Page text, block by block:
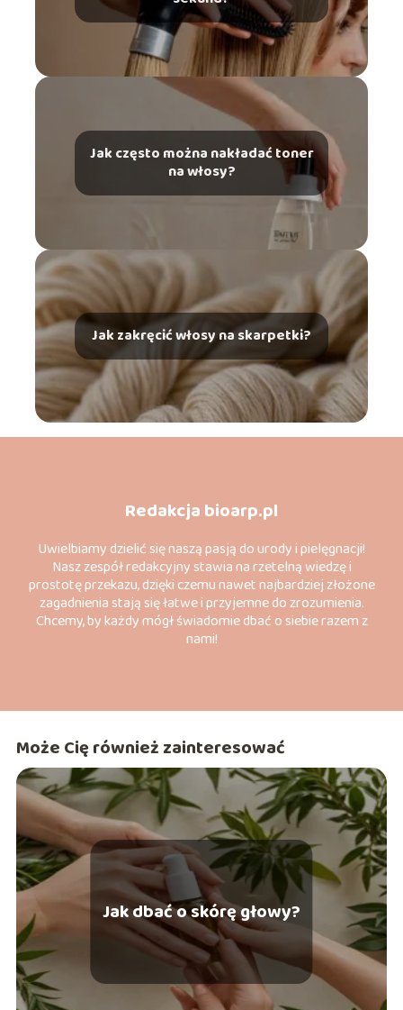
Jak często można nakładać toner
na włosy?
Jak zakręcić włosy na skarpetki?
Redakcja bioarp.pl
Uwielbiamy dzielić się naszą pasją do urody i pielęgnacji!
Nasz zespół redakcyjny stawia na rzetelną wiedzę i
prostotę przekazu, dzięki czemu nawet najbardziej złożone
zagadnienia stają się łatwe i przyjemne do zrozumienia.
Chcemy, by każdy mógł świadomie dbać o siebie razem z
nami!
Może Cię również zainteresować
Jak dbać o skórę głowy?